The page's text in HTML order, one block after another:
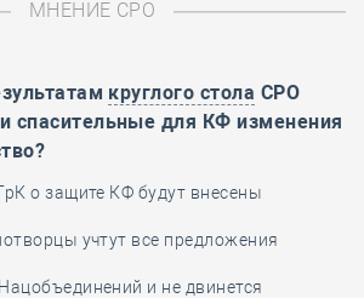
МНЕНИЕ СРО
круглого стола СРО
спасительные для КФ изменения
о защите КФ будут внесены
учтут все предложения
и не двинется